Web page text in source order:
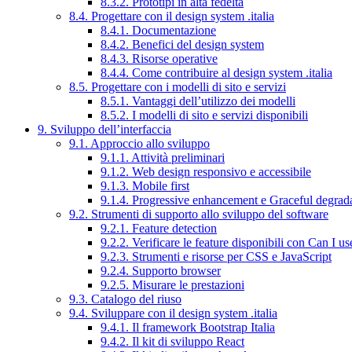
8.4. Progettare con il design system .italia
8.4.1. Documentazione
8.4.2. Benefici del design system
8.4.3. Risorse operative
8.4.4. Come contribuire al design system .italia
8.5. Progettare con i modelli di sito e servizi
8.5.1. Vantaggi dell’utilizzo dei modelli
8.5.2. I modelli di sito e servizi disponibili
9. Sviluppo dell’interfaccia
9.1. Approccio allo sviluppo
9.1.1. Attività preliminari
9.1.2. Web design responsivo e accessibile
9.1.3. Mobile first
9.1.4. Progressive enhancement e Graceful
9.2. Strumenti di supporto allo sviluppo del software
9.2.1. Feature detection
9.2.2. Verificare le feature disponibili con Can I
9.2.3. Strumenti e risorse per CSS e JavaScript
9.2.4. Supporto browser
9.2.5. Misurare le prestazioni
9.3. Catalogo del riuso
9.4. Sviluppare con il design system .italia
9.4.1. Il framework Bootstrap Italia
9.4.2. Il kit di sviluppo React